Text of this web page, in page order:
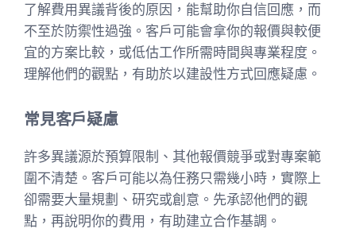
了解費用異議背後的原因，能幫助你自信回應，而
不至於防禦性過強。客戶可能會拿你的報價與較便
宜的方案比較，或低估工作所需時間與專業程度。
理解他們的觀點，有助於以建設性方式回應疑慮。
常見客戶疑慮
許多異議源於預算限制、其他報價競爭或對專案範
圍不清楚。客戶可能以為任務只需幾小時，實際上
卻需要大量規劃、研究或創意。先承認他們的觀
點，再說明你的費用，有助建立合作基調。